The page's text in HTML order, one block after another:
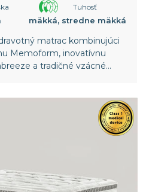
Tuhosť
mäkká, stredne mäkká
matrac kombinujúci
Memoform, inovatívnu
a tradičné vzácné